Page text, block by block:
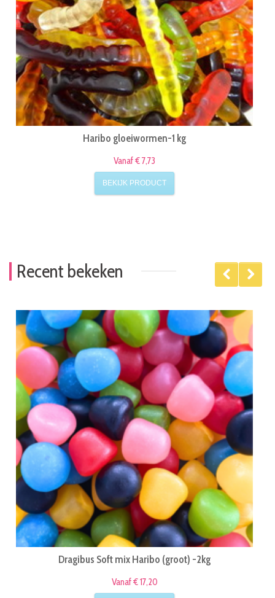
Haribo gloeiwormen-1 kg
Vanaf € 7,73
BEKIJK PRODUCT
Recent bekeken
Dragibus Soft mix Haribo (groot) -2kg
Vanaf € 17,20